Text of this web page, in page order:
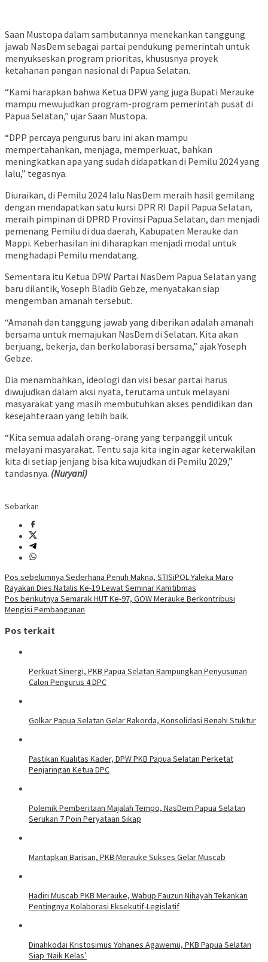
Saan Mustopa dalam sambutannya menekankan tanggung
jawab NasDem sebagai partai pendukung pemerintah untuk
menyukseskan program prioritas, khususnya proyek
ketahanan pangan nasional di Papua Selatan.
“Kami harapkan bahwa Ketua DPW yang juga Bupati Merauke
mampu mewujudkan program-program pemerintah pusat di
Papua Selatan,” ujar Saan Mustopa.
“DPP percaya pengurus baru ini akan mampu
mempertahankan, menjaga, memperkuat, bahkan
meningkatkan apa yang sudah didapatkan di Pemilu 2024 yang
lalu,” tegasnya.
Diuraikan, di Pemilu 2024 lalu NasDem meraih hasil gemilang
dengan mendapatkan satu kursi DPR RI Dapil Papua Selatan,
meraih pimpinan di DPRD Provinsi Papua Selatan, dan menjadi
pemenang Pemilu di dua daerah, Kabupaten Merauke dan
Mappi. Keberhasilan ini diharapkan menjadi modal untuk
menghadapi Pemilu mendatang.
Sementara itu Ketua DPW Partai NasDem Papua Selatan yang
baru dilantik, Yoseph Bladib Gebze, menyatakan siap
mengemban amanah tersebut.
“Amanah dan tanggung jawab yang diberikan adalah amanah
bersama untuk memajukan NasDem di Selatan. Kita akan
berjuang, bekerja, dan berkolaborasi bersama,” ajak Yoseph
Gebze.
Dia menambahkan, ideologi dan visi besar partai harus
diwujudkan dalam aksi nyata, terutama untuk melayani
masyarakat yang masih membutuhkan akses pendidikan dan
kesejahteraan yang lebih baik.
“Kita semua adalah orang-orang yang terpanggil untuk
melayani masyarakat. Tentu saja kita ingin agar keterwakilan
kita di setiap jenjang bisa kita wujudkan di Pemilu 2029,”
tandasnya. (Nuryani)
Sebarkan
Navigasi
pos
Pos sebelumnya Sederhana Penuh Makna, STISiPOL Yaleka Maro
Rayakan Dies Natalis Ke-19 Lewat Seminar Kamtibmas
Pos berikutnya Semarak HUT Ke-97, GOW Merauke Berkontribusi
Mengisi Pembangunan
Pos terkait
Perkuat Sinergi, PKB Papua Selatan Rampungkan Penyusunan
Calon Pengurus 4 DPC
Golkar Papua Selatan Gelar Rakorda, Konsolidasi Benahi Stuktur
Pastikan Kualitas Kader, DPW PKB Papua Selatan Perketat
Penjaringan Ketua DPC
Polemik Pemberitaan Majalah Tempo, NasDem Papua Selatan
Serukan 7 Poin Peryataan Sikap
Mantapkan Barisan, PKB Merauke Sukses Gelar Muscab
Hadiri Muscab PKB Merauke, Wabup Fauzun Nihayah Tekankan
Pentingnya Kolaborasi Eksekutif-Legislatif
Dinahkodai Kristosimus Yohanes Agawemu, PKB Papua Selatan
Siap ‘Naik Kelas’